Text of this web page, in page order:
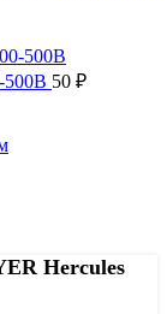
500В 50 ₽
Hercules